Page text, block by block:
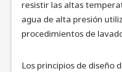
resistir las altas
agua de alta presión
procedimientos de
Los principios de diseño